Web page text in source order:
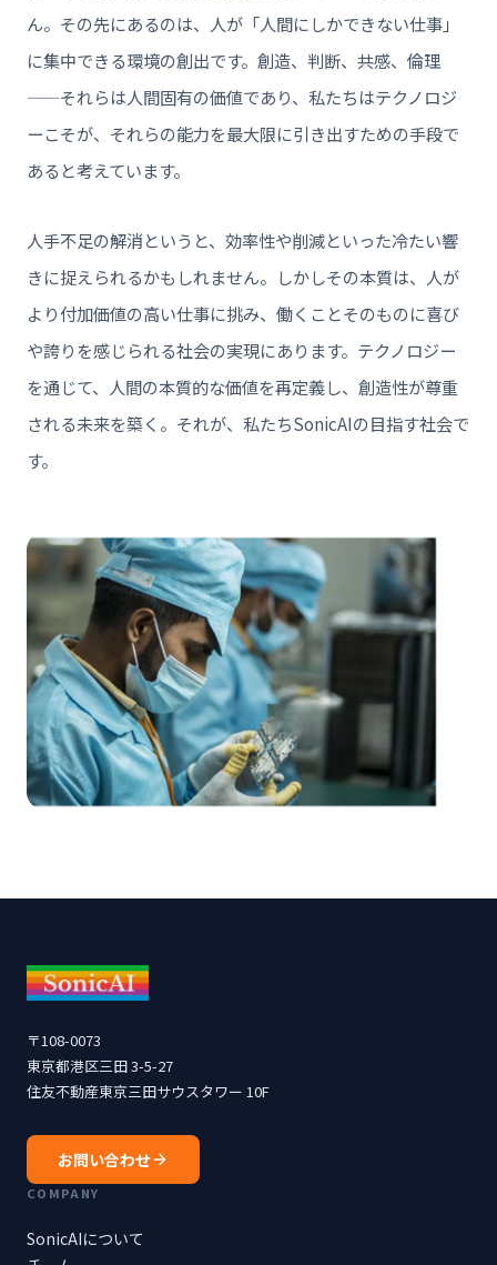
ん。その先にあるのは、人が「人間にしかできない仕事」
に集中できる環境の創出です。創造、判断、共感、倫理
——それらは人間固有の価値であり、私たちはテクノロジ
ーこそが、それらの能力を最大限に引き出すための手段で
あると考えています。
人手不足の解消というと、効率性や削減といった冷たい響
きに捉えられるかもしれません。しかしその本質は、人が
より付加価値の高い仕事に挑み、働くことそのものに喜び
や誇りを感じられる社会の実現にあります。テクノロジー
を通じて、人間の本質的な価値を再定義し、創造性が尊重
される未来を築く。それが、私たちSonicAIの目指す社会で
す。
〒108-0073
東京都港区三田 3-5-27
住友不動産東京三田サウスタワー 10F
お問い合わせ
COMPANY
SonicAIについて